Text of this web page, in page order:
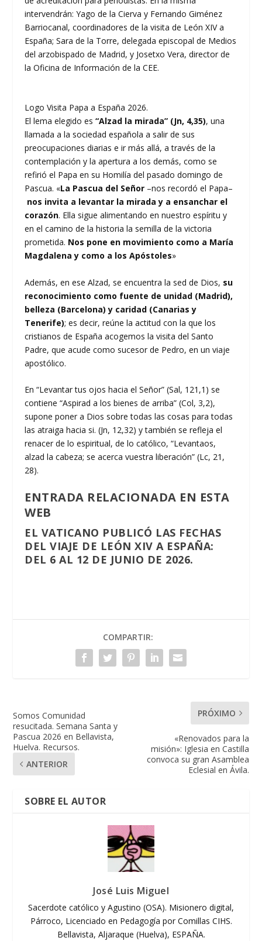
intervendrán: Yago de la Cierva y Fernando Giménez
Barriocanal, coordinadores de la visita de León XIV a
España; Sara de la Torre, delegada episcopal de Medios
del arzobispado de Madrid, y Josetxo Vera, director de
la Oficina de Información de la CEE.
Logo Visita Papa a España 2026.
El lema elegido es“Alzad la mirada” (Jn, 4,35), una
llamada a la sociedad española a salir de sus
preocupaciones diarias e ir más allá, a través de la
contemplación y la apertura a los demás, como se
refirió el Papa en su Homilía del pasado domingo de
Pascua. «La Pascua del Señor –nos recordó el Papa–
nos invita a levantar la mirada y a ensanchar el
corazón. Ella sigue alimentando en nuestro espíritu y
en el camino de la historia la semilla de la victoria
prometida. Nos pone en movimiento como a María
Magdalena y como a los Apóstoles»
Además, en ese Alzad, se encuentra la sed de Dios, su
reconocimiento como fuente de unidad (Madrid),
belleza (Barcelona) y caridad (Canarias y
Tenerife); es decir, reúne la actitud con la que los
cristianos de España acogemos la visita del Santo
Padre, que acude como sucesor de Pedro, en un viaje
apostólico.
En “Levantar tus ojos hacia el Señor” (Sal, 121,1) se
contiene “Aspirad a los bienes de arriba” (Col, 3,2),
supone poner a Dios sobre todas las cosas para todas
las atraiga hacia si. (Jn, 12,32) y también se refleja el
renacer de lo espiritual, de lo católico, “Levantaos,
alzad la cabeza; se acerca vuestra liberación” (Lc, 21,
28).
ENTRADA RELACIONADA EN ESTA
WEB
EL VATICANO PUBLICÓ LAS FECHAS
DEL VIAJE DE LEÓN XIV A ESPAÑA:
DEL 6 AL 12 DE JUNIO DE 2026.
COMPARTIR:
Somos Comunidad
resucitada. Semana Santa y
Pascua 2026 en Bellavista,
Huelva. Recursos.
ANTERIOR
PRÓXIMO
«Renovados para la
misión»: Iglesia en Castilla
convoca su gran Asamblea
Eclesial en Ávila.
SOBRE EL AUTOR
José Luis Miguel
Sacerdote católico y Agustino (OSA). Misionero digital,
Párroco, Licenciado en Pedagogía por Comillas CIHS.
Bellavista, Aljaraque (Huelva), ESPAÑA.